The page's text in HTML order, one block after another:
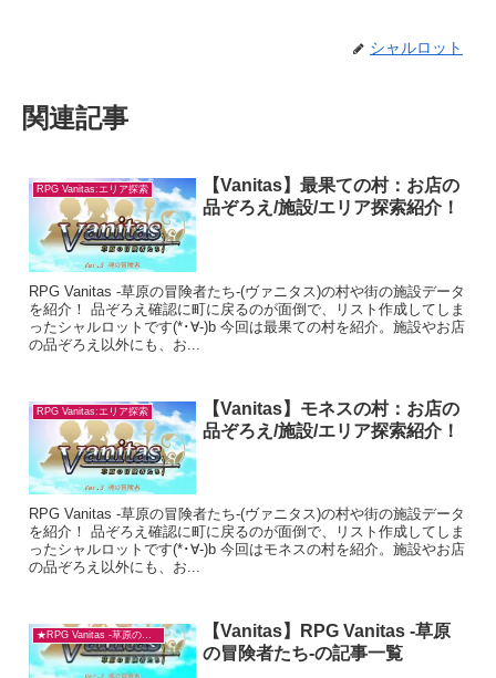
シャルロット
関連記事
RPG Vanitas:エリア探索
【Vanitas】最果ての村：お店の
品ぞろえ/施設/エリア探索紹介！
RPG Vanitas -草原の冒険者たち-(ヴァニタス)の村や街の施設データ
を紹介！ 品ぞろえ確認に町に戻るのが面倒で、リスト作成してしま
ったシャルロットです(*･∀-)b 今回は最果ての村を紹介。施設やお店
の品ぞろえ以外にも、お...
RPG Vanitas:エリア探索
【Vanitas】モネスの村：お店の
品ぞろえ/施設/エリア探索紹介！
RPG Vanitas -草原の冒険者たち-(ヴァニタス)の村や街の施設データ
を紹介！ 品ぞろえ確認に町に戻るのが面倒で、リスト作成してしま
ったシャルロットです(*･∀-)b 今回はモネスの村を紹介。施設やお店
の品ぞろえ以外にも、お...
★RPG Vanitas -草原の冒険者たち-★
【Vanitas】RPG Vanitas -草原
の冒険者たち-の記事一覧